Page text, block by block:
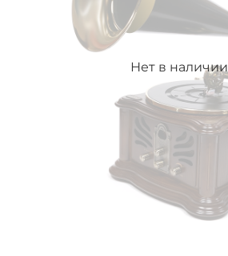
Нет в наличии